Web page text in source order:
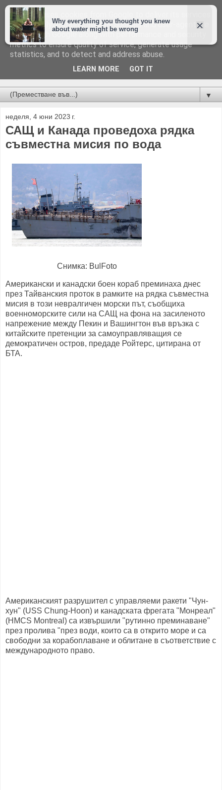
Новини от Бургас, страната и света!
▼
неделя, 4 юни 2023 г.
САЩ и Канада проведоха рядка
съвместна мисия по вода
Снимка: BulFoto
Американски и канадски боен кораб преминаха днес
през Тайванския проток в рамките на рядка съвместна
мисия в този невралгичен морски път, съобщиха
военноморските сили на САЩ на фона на засиленото
напрежение между Пекин и Вашингтон във връзка с
китайските претенции за самоуправляващия се
демократичен остров, предаде Ройтерс, цитирана от
БТА.
Американският разрушител с управляеми ракети "Чун-
хун" (USS Chung-Hoon) и канадската фрегата "Монреал"
(HMCS Montreal) са извършили "рутинно преминаване"
през пролива "през води, които са в открито море и са
свободни за корабоплаване и облитане в съответствие с
международното право.
This site uses cookies from Google to deliver its services
and to analyze traffic. Your IP address and user-agent are
shared with Google along with performance and security
metrics to ensure quality of service, generate usage
statistics, and to detect and address abuse.
LEARN MORE GOT IT